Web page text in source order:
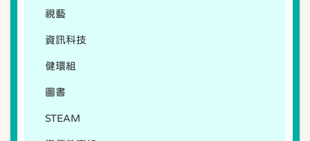
視藝
資訊科技
健環組
圖書
STEAM